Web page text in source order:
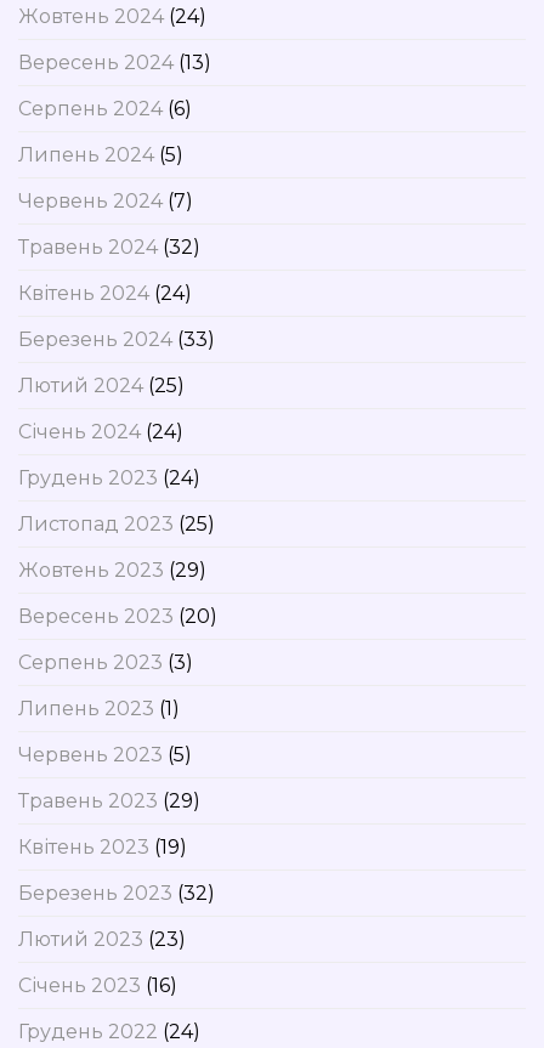
Жовтень 2024(24)
Вересень 2024(13)
Серпень 2024(6)
Липень 2024(5)
Червень 2024(7)
Травень 2024(32)
Квітень 2024(24)
Березень 2024(33)
Лютий 2024(25)
Січень 2024(24)
Грудень 2023 (24)
Листопад 2023 (25)
Жовтень 2023 (29)
Вересень 2023 (20)
Серпень 2023 (3)
Липень 2023 (1)
Червень 2023 (5)
Травень 2023 (29)
Квітень 2023 (19)
Березень 2023 (32)
Лютий 2023 (23)
Січень 2023 (16)
Грудень 2022 (24)